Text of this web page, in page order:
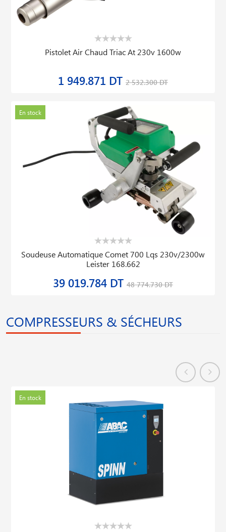
Pistolet Air Chaud Triac At 230v 1600w
1 949.871 DT 2 532.300 DT
En stock
Soudeuse Automatique Comet 700 Lqs 230v/2300w
Leister 168.662
39 019.784 DT 48 774.730 DT
COMPRESSEURS & SÉCHEURS
En stock